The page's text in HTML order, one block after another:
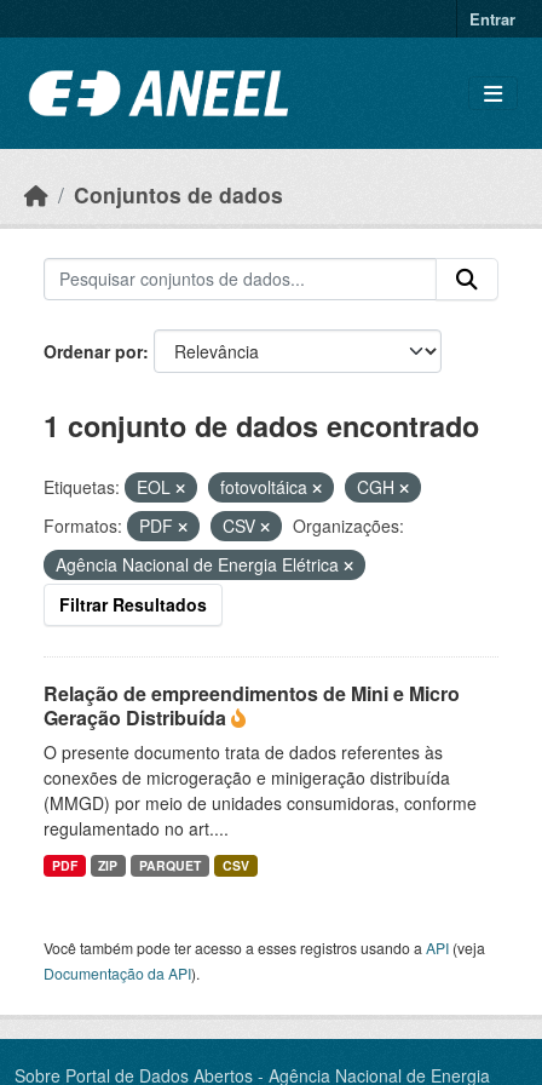
Entrar
Conjuntos de dados
Ordenar por
1 conjunto de dados encontrado
Etiquetas: EOL fotovoltáica
CGH
Formatos:
PDF CSV
Organizações:
Agência Nacional de Energia Elétrica
Filtrar Resultados
Relação de empreendimentos de Mini e Micro
Geração Distribuída
O presente documento trata de dados referentes às
conexões de microgeração e minigeração distribuída
(MMGD) por meio de unidades consumidoras, conforme
regulamentado no art....
PDF ZIP PARQUET CSV
Você também pode ter acesso a esses registros usando a API (veja
Documentação da API).
Sobre Portal de Dados Abertos - Agência Nacional de Energia